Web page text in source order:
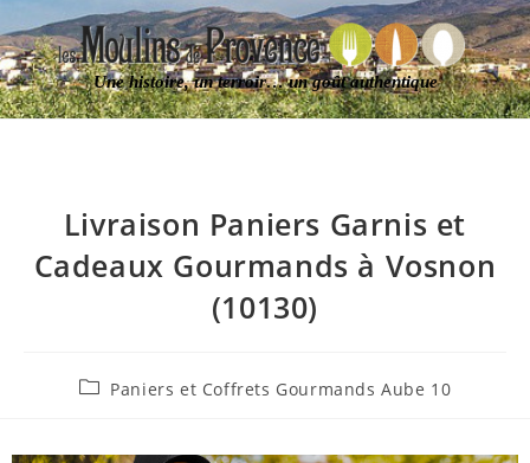
Une histoire, un terroir… un goût authentique
Livraison Paniers Garnis et
Cadeaux Gourmands à Vosnon
(10130)
Paniers et Coffrets Gourmands Aube 10